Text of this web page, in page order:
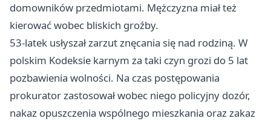
domowników przedmiotami. Mężczyzna miał też
kierować wobec bliskich groźby.
53-latek usłyszał zarzut znęcania się nad rodziną. W
polskim Kodeksie karnym za taki czyn grozi do 5 lat
pozbawienia wolności. Na czas postępowania
prokurator zastosował wobec niego policyjny dozór,
nakaz opuszczenia wspólnego mieszkania oraz zakaz